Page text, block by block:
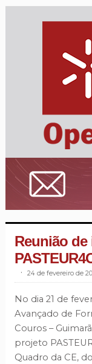
Reunião
24 de fevereiro de
No dia 21 de
Avançado de
Couros –
projeto
Quadro da CE,